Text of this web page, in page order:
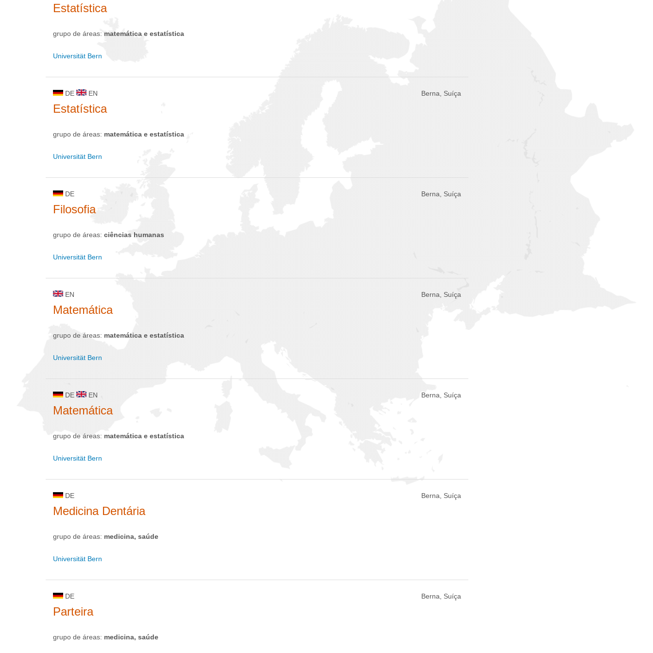
Estatística
grupo de áreas: matemática e estatística
Universität Bern
DE EN Berna, Suíça
Estatística
grupo de áreas: matemática e estatística
Universität Bern
DE Berna, Suíça
Filosofia
grupo de áreas: ciências humanas
Universität Bern
EN Berna, Suíça
Matemática
grupo de áreas: matemática e estatística
Universität Bern
DE EN Berna, Suíça
Matemática
grupo de áreas: matemática e estatística
Universität Bern
DE Berna, Suíça
Medicina Dentária
grupo de áreas: medicina, saúde
Universität Bern
DE Berna, Suíça
Parteira
grupo de áreas: medicina, saúde